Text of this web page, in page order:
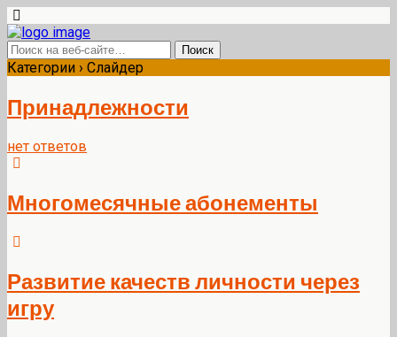
Категории › Слайдер
Принадлежности
нет ответов
Многомесячные абонементы
Развитие качеств личности через
игру